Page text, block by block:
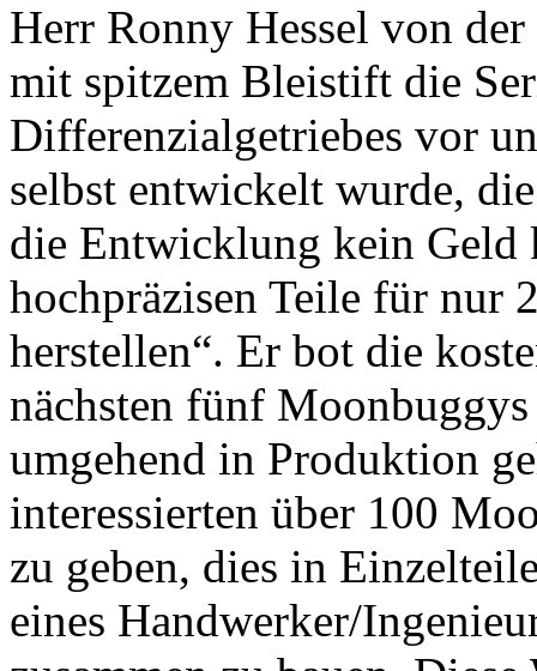
Herr Ronny Hessel von
mit spitzem Bleistift die
Differenzialgetriebes vor
selbst entwickelt wurde,
die Entwicklung kein Geld
hochpräzisen Teile für nur
herstellen“. Er bot die
nächsten fünf
umgehend in Produktion
interessierten über 100
zu geben, dies in
eines Handwerker/